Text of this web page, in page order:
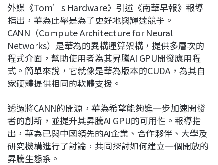
外媒《Tom’s Hardware》引述《南華早報》報導
指出，華為此舉是為了更好地與輝達競爭。
CANN（Compute Architecture for Neural
Networks）是華為的異構運算架構，提供多層次的
程式介面，幫助使用者為其昇騰AI GPU開發應用程
式。簡單來說，它就像是華為版本的CUDA，為其自
家硬體提供相同的軟體支援。
透過將CANN的開源，華為希望能夠進一步加速開發
者的創新，並提升其昇騰AI GPU的可用性。報導指
出，華為已與中國領先的AI企業、合作夥伴、大學及
研究機構進行了討論，共同探討如何建立一個開放的
昇騰生態系。